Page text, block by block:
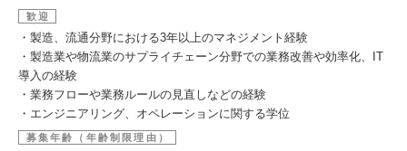
歓迎
・製造、流通分野における3年以上のマネジメント経験
・製造業や物流業のサプライチェーン分野での業務改善や効率化、IT
導入の経験
・業務フローや業務ルールの見直しなどの経験
・エンジニアリング、オペレーションに関する学位
募集年齢（年齢制限理由）